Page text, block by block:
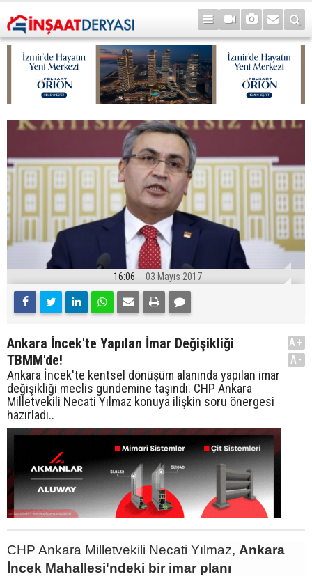
16:06 03 Mayıs 2017
Ankara İncek'te Yapılan İmar Değişikliği
TBMM'de!
Ankara İncek'te kentsel dönüşüm alanında yapılan imar
değişikliği meclis gündemine taşındı. CHP Ankara
Milletvekili Necati Yılmaz konuya ilişkin soru önergesi
hazırladı..
A+
A-
CHP Ankara Milletvekili Necati Yılmaz, Ankara
İncek Mahallesi'ndeki bir imar planı